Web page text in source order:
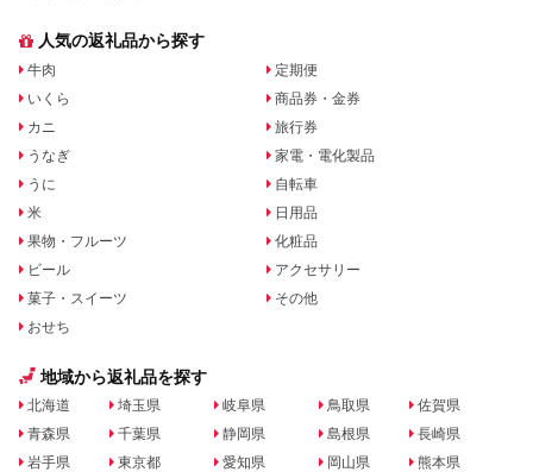
人気の返礼品から探す
牛肉
いくら
カニ
うなぎ
うに
米
果物・フルーツ
ビール
菓子・スイーツ
おせち
定期便
商品券・金券
旅行券
家電・電化製品
自転車
日用品
化粧品
アクセサリー
その他
地域から返礼品を探す
北海道
青森県
岩手県
埼玉県
千葉県
東京都
岐阜県
静岡県
愛知県
鳥取県
島根県
岡山県
佐賀県
長崎県
熊本県